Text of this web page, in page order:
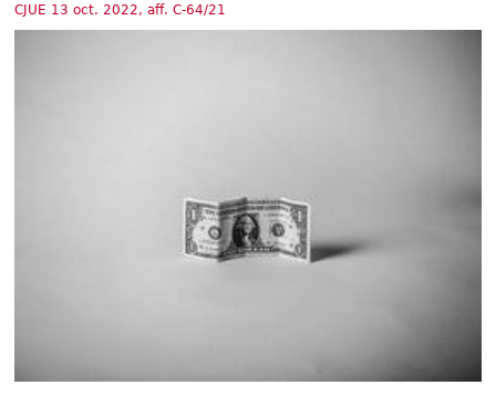
CJUE 13 oct. 2022, aff. C-64/21